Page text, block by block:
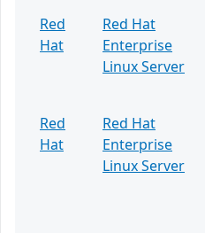
Red
Hat
Red Hat
Enterprise
Linux Server
Red
Hat
Red Hat
Enterprise
Linux Server